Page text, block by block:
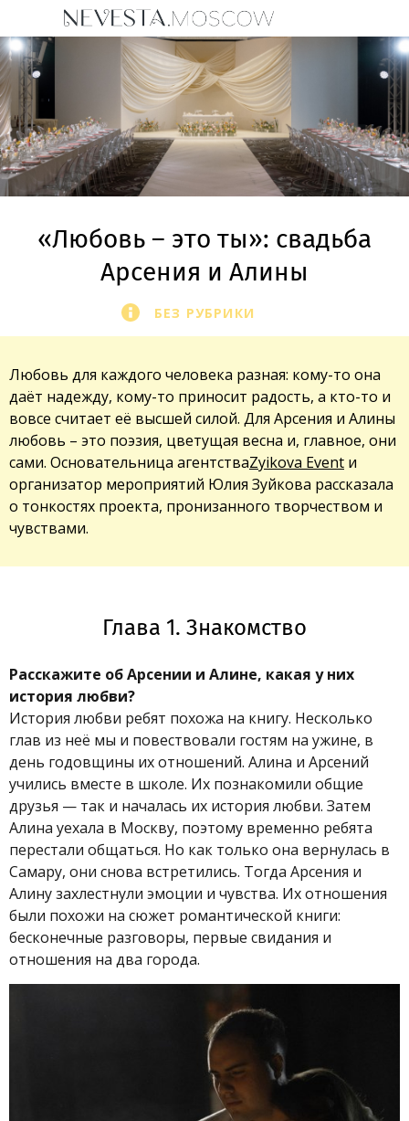
«Любовь – это ты»: свадьба
Арсения и Алины
БЕЗ РУБРИКИ
Любовь для каждого человека разная: кому-то она
даёт надежду, кому-то приносит радость, а кто-то и
вовсе считает её высшей силой. Для Арсения и Алины
любовь – это поэзия, цветущая весна и, главное, они
сами. Основательница агентстваZyikova Event и
организатор мероприятий Юлия Зуйкова рассказала
о тонкостях проекта, пронизанного творчеством и
чувствами.
Глава 1. Знакомство
Расскажите об Арсении и Алине, какая у них
история любви?
История любви ребят похожа на книгу. Несколько
глав из неё мы и повествовали гостям на ужине, в
день годовщины их отношений. Алина и Арсений
учились вместе в школе. Их познакомили общие
друзья — так и началась их история любви. Затем
Алина уехала в Москву, поэтому временно ребята
перестали общаться. Но как только она вернулась в
Самару, они снова встретились. Тогда Арсения и
Алину захлестнули эмоции и чувства. Их отношения
были похожи на сюжет романтической книги:
бесконечные разговоры, первые свидания и
отношения на два города.